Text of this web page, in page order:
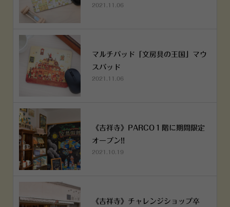
2021.11.06
マルチパッド「文房具の王国」マウ
スパッド
2021.11.06
《吉祥寺》PARCO１階に期間限定
オープン!!
2021.10.19
《吉祥寺》チャレンジショップ卒